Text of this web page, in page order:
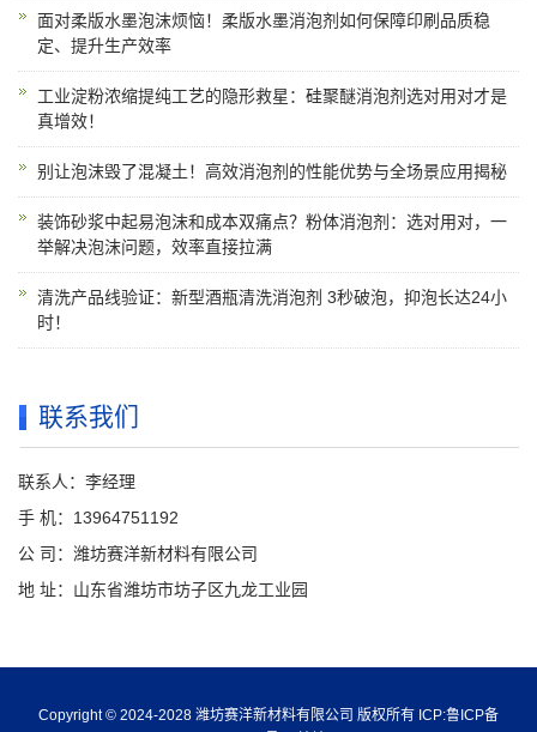
面对柔版水墨泡沫烦恼！柔版水墨消泡剂如何保障印刷品质稳
定、提升生产效率
工业淀粉浓缩提纯工艺的隐形救星：硅聚醚消泡剂选对用对才是
真增效！
别让泡沫毁了混凝土！高效消泡剂的性能优势与全场景应用揭秘
装饰砂浆中起易泡沫和成本双痛点？粉体消泡剂：选对用对，一
举解决泡沫问题，效率直接拉满
清洗产品线验证：新型酒瓶清洗消泡剂 3秒破泡，抑泡长达24小
时！
联系我们
联系人：李经理
手 机：13964751192
公 司：潍坊赛洋新材料有限公司
地 址：山东省潍坊市坊子区九龙工业园
Copyright © 2024-2028 潍坊赛洋新材料有限公司 版权所有 ICP:鲁ICP备